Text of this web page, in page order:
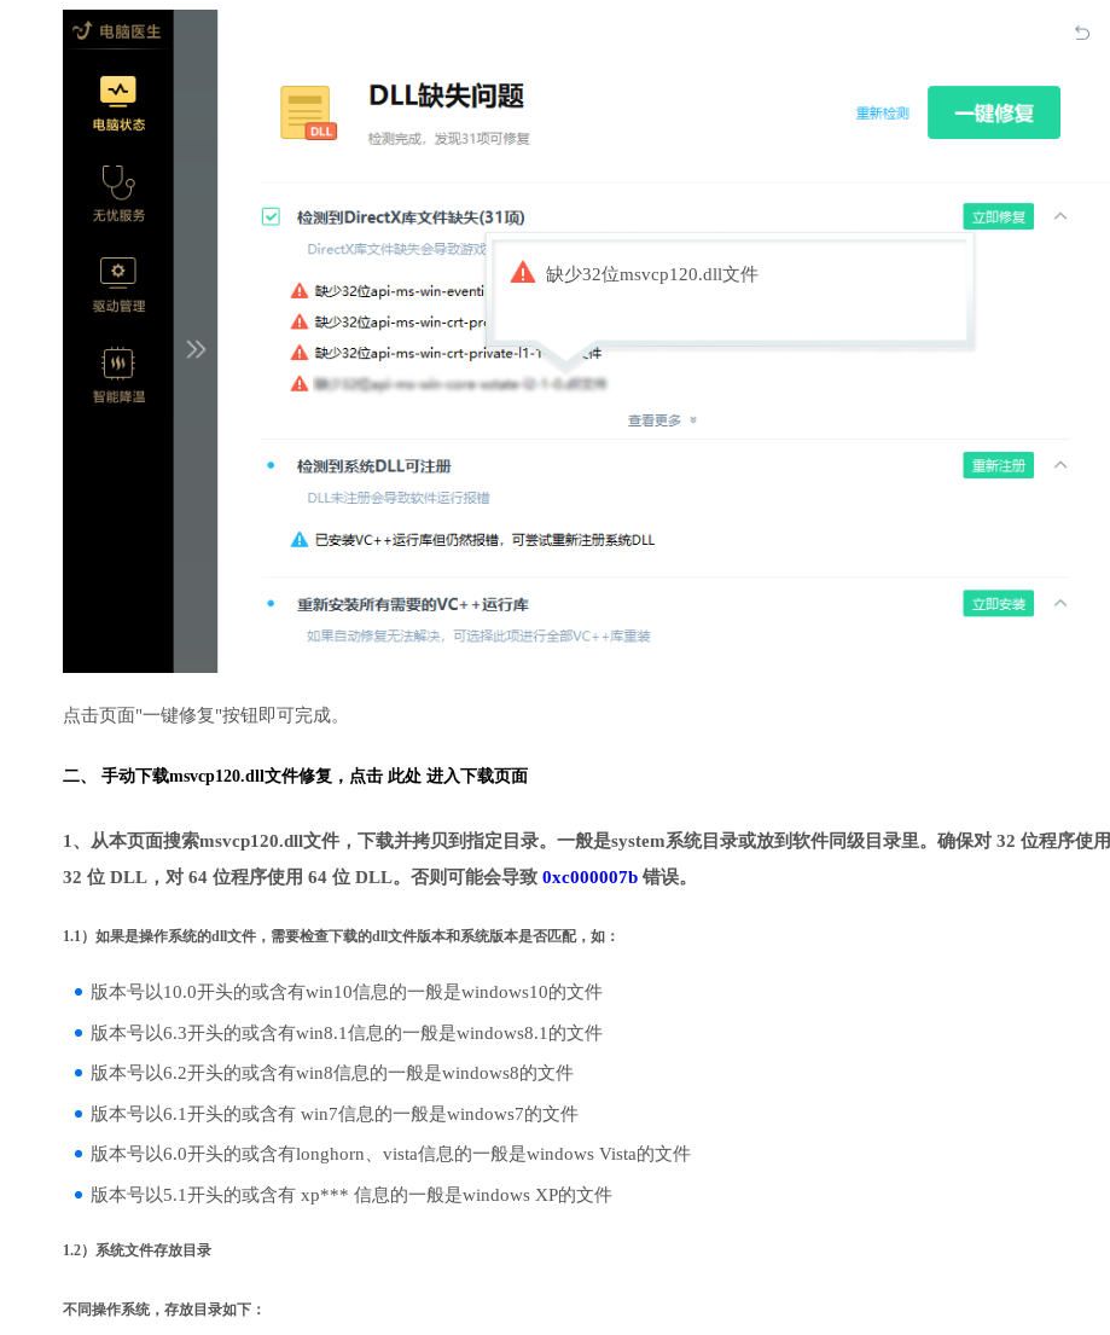
缺少32位msvcp120.dll文件
点击页面"一键修复"按钮即可完成。
二、 手动下载msvcp120.dll文件修复， 点击 此处 进入下载页面
1、从本页面搜索msvcp120.dll文件，下载并拷贝到指定目录。一般是system系统目录或放到软件同级目录里。确保对 32 位程序使用
32 位 DLL，对 64 位程序使用 64 位 DLL。否则可能会导致 0xc000007b 错误。
1.1）如果是操作系统的dll文件，需要检查下载的dll文件版本和系统版本是否匹配，如：
版本号以10.0开头的或含有win10信息的一般是windows10的文件
版本号以6.3开头的或含有win8.1信息的一般是windows8.1的文件
版本号以6.2开头的或含有win8信息的一般是windows8的文件
版本号以6.1开头的或含有 win7信息的一般是windows7的文件
版本号以6.0开头的或含有longhorn、vista信息的一般是windows Vista的文件
版本号以5.1开头的或含有 xp*** 信息的一般是windows XP的文件
1.2）系统文件存放目录
不同操作系统，存放目录如下：